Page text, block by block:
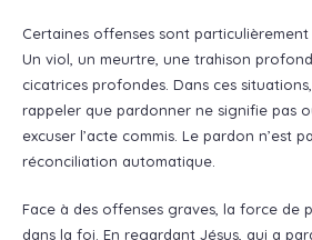
Certaines offenses sont
Un viol, un meurtre, une trahison
cicatrices profondes. Dans ces
rappeler que pardonner ne signifie pas
excuser l’acte commis. Le pardon n’est
réconciliation automatique.
Face à des offenses graves, la force de
dans la foi. En regardant Jésus, qui a